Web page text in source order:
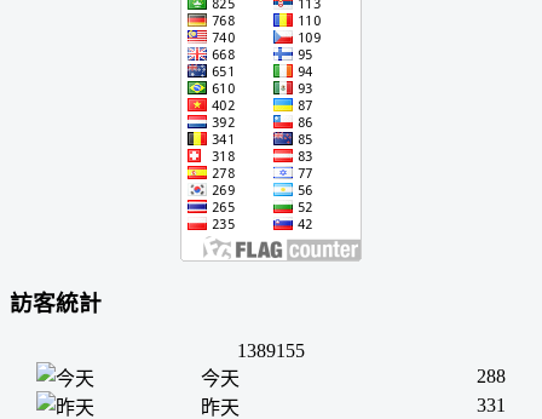
訪客統計
1389155
今天
288
昨天
331